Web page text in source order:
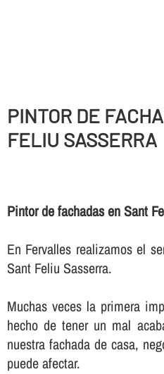
PINTOR DE
FELIU SASSERRA
Pintor de fachadas en Sant
En Fervalles realizamos el
Sant Feliu Sasserra.
Muchas veces la primera
hecho de tener un mal
nuestra fachada de casa,
puede afectar.